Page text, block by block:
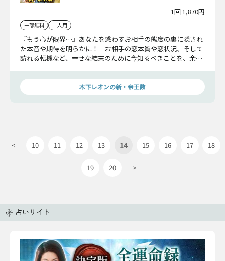
1回 1,870円
一部無料 二人用
『もう心が限界…』あなたを惑わすお相手の態度の裏に隠され
た本音や期待を明らかに！ お相手の恋本質や恋状況、そして
訪れる転機など、幸せな結末のために今知るべきことを、余す
木下レオンの新・帝王数
< 10 11 12 13 14 15 16 17 18
19 20 >
占いサイト